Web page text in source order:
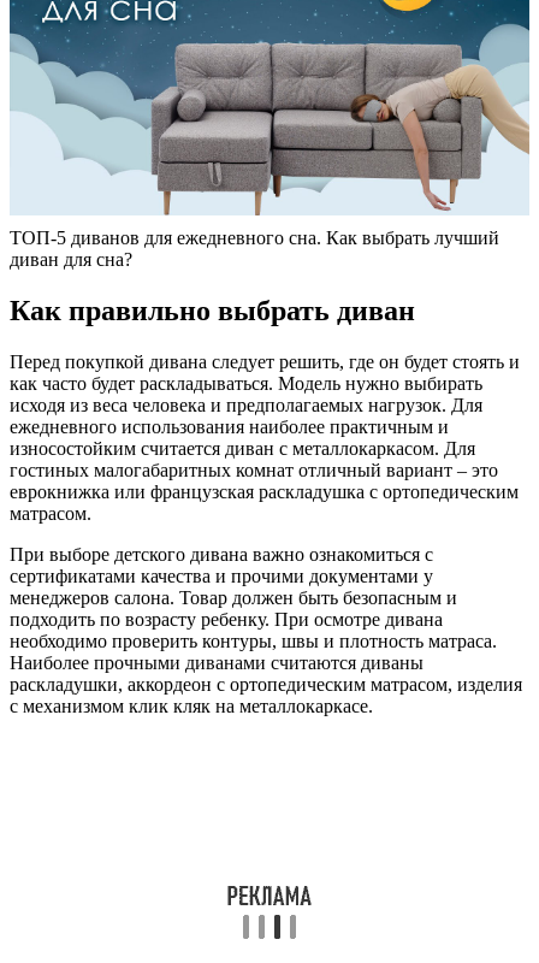
ТОП-5 диванов для ежедневного сна. Как выбрать лучший
диван для сна?
Как правильно выбрать диван
Перед покупкой дивана следует решить, где он будет стоять и
как часто будет раскладываться. Модель нужно выбирать
исходя из веса человека и предполагаемых нагрузок. Для
ежедневного использования наиболее практичным и
износостойким считается диван с металлокаркасом. Для
гостиных малогабаритных комнат отличный вариант – это
еврокнижка или французская раскладушка с ортопедическим
матрасом.
При выборе детского дивана важно ознакомиться с
сертификатами качества и прочими документами у
менеджеров салона. Товар должен быть безопасным и
подходить по возрасту ребенку. При осмотре дивана
необходимо проверить контуры, швы и плотность матраса.
Наиболее прочными диванами считаются диваны
раскладушки, аккордеон с ортопедическим матрасом, изделия
с механизмом клик кляк на металлокаркасе.